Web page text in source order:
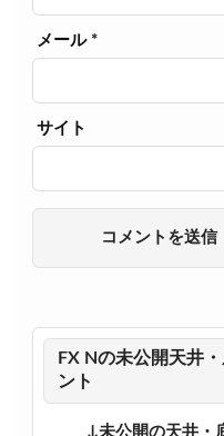
メール *
サイト
FX Nの未公開天井
ント
↓未公開の天井・